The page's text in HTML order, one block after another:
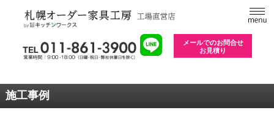
メールでのお問合せ
お見積り
施工事例